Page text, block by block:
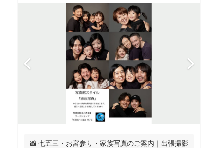
📸 七五三・お宮参り・家族写真のご案内｜出張撮影